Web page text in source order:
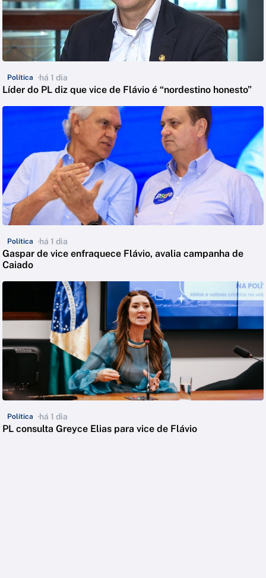
Política há 1 dia
Líder do PL diz que vice de Flávio é “nordestino honesto”
Política há 1 dia
Gaspar de vice enfraquece Flávio, avalia campanha de
Caiado
Política há 1 dia
PL consulta Greyce Elias para vice de Flávio